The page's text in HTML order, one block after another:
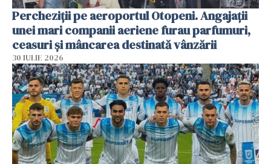
Percheziții pe aeroportul Otopeni. Angajații
unei mari companii aeriene furau parfumuri,
ceasuri și mâncarea destinată vânzării
30 IULIE 2026